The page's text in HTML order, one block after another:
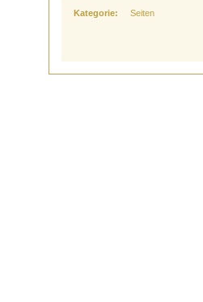
Kategorie: Seiten